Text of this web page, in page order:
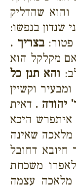
והוא שהדליק
שנדון בנפשו:
פטור:בצריך .
מקלקל הוא
והא תנן כל
וקשיין
יהודה . דאית
היכא
מלאכה שאינה
חיובא דחובל
משכחת
עצמה